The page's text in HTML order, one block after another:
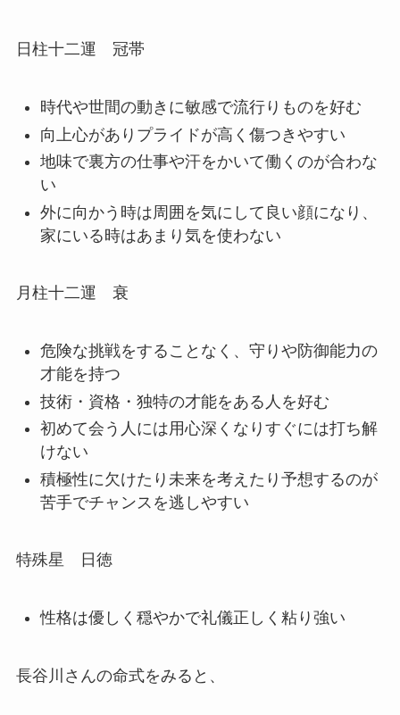
日柱十二運 冠帯
時代や世間の動きに敏感で流行りものを好む
向上心がありプライドが高く傷つきやすい
地味で裏方の仕事や汗をかいて働くのが合わな
い
外に向かう時は周囲を気にして良い顔になり、
家にいる時はあまり気を使わない
月柱十二運 衰
危険な挑戦をすることなく、守りや防御能力の
才能を持つ
技術・資格・独特の才能をある人を好む
初めて会う人には用心深くなりすぐには打ち解
けない
積極性に欠けたり未来を考えたり予想するのが
苦手でチャンスを逃しやすい
特殊星 日徳
性格は優しく穏やかで礼儀正しく粘り強い
長谷川さんの命式をみると、